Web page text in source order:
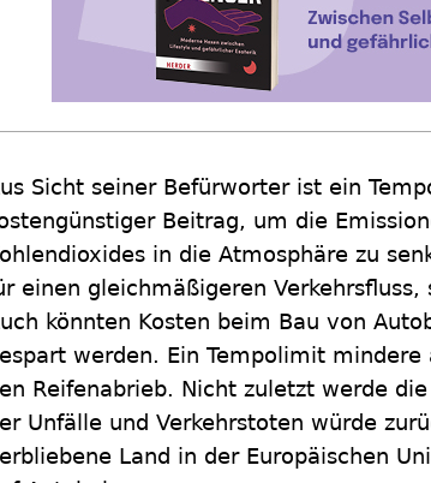
Sicht seiner Befürworter ist ein
Beitrag, um die
in die Atmosphäre zu
einen gleichmäßigeren
könnten Kosten beim Bau von
werden. Ein Tempolimit
Reifenabrieb. Nicht zuletzt werde
Unfälle und Verkehrstoten würde
Land in der Europäischen